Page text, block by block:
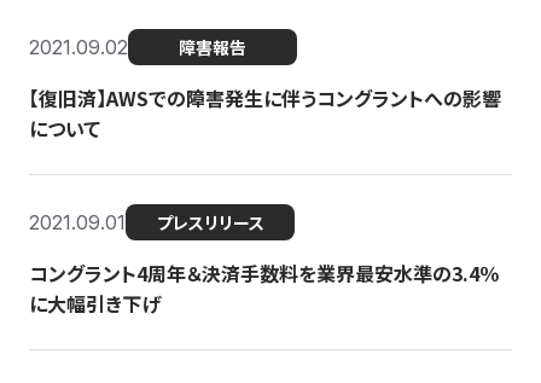
2021.09.02 障害報告
【復旧済】AWSでの障害発生に伴うコングラントへの影響
について
2021.09.01 プレスリリース
コングラント4周年＆決済手数料を業界最安水準の3.4％
に大幅引き下げ